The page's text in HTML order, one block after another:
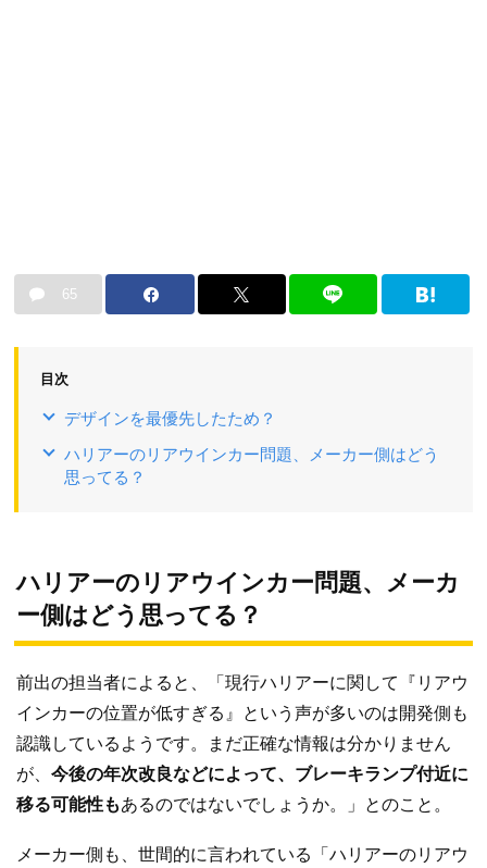
65
目次
デザインを最優先したため？
ハリアーのリアウインカー問題、メーカー側はどう
思ってる？
ハリアーのリアウインカー問題、メーカ
ー側はどう思ってる？
前出の担当者によると、「現行ハリアーに関して『リアウ
インカーの位置が低すぎる』という声が多いのは開発側も
認識しているようです。まだ正確な情報は分かりません
が、 今後の年次改良などによって、ブレーキランプ付近に
移る可能性もあるのではないでしょうか。」とのこと。
メーカー側も、世間的に言われている「ハリアーのリアウ